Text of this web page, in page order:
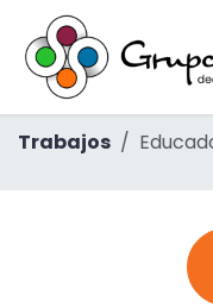
Ir al contenido
Trabajos